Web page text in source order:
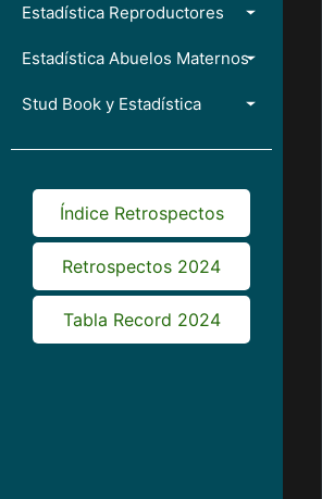
Estadística Reproductores
Estadística Abuelos Maternos
Stud Book y Estadística
Índice Retrospectos
Retrospectos 2024
Tabla Record 2024